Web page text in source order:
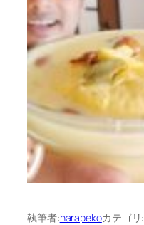
執筆者:harapekoカテゴリ: